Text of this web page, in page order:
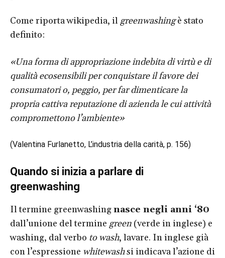
Come riporta wikipedia, ilgreenwashingè stato
definito:
«Una forma di appropriazione indebita di virtù e di
qualità ecosensibili per conquistare il favore dei
consumatori o, peggio, per far dimenticare la
propria cattiva reputazione di azienda le cui attività
compromettono l’ambiente»
(Valentina Furlanetto, L’industria della carità, p. 156)
Quando si inizia a parlare di
greenwashing
Il termine greenwashingnasce negli anni ‘80
dall’unione del termine green (verde in inglese) e
washing, dal verbo to wash, lavare. In inglese già
con l’espressione whitewashsi indicava l’azione di